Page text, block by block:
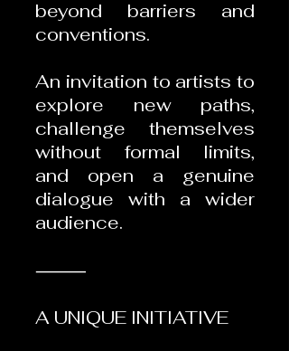
beyond barriers and
conventions.
An invitation to artists to
explore new paths,
challenge themselves
without formal limits,
and open a genuine
dialogue with a wider
audience.
⸻
A UNIQUE INITIATIVE